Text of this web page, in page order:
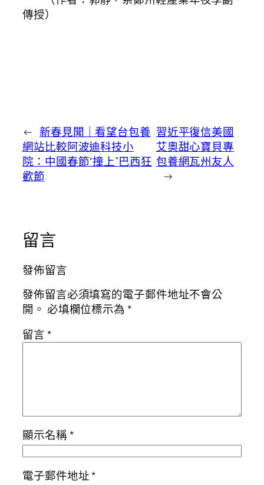
傳授）
← 新春見聞｜看望台包養
網站比較阿波迪科技小
院：中國春節“撞上”巴西狂
歡節
習近平復信美國
艾奧甜心寶貝專
包養網瓦州友人
→
留言
發佈留言
發佈留言必須填寫的電子郵件地址不會公
開。 必填欄位標示為*
留言*
顯示名稱*
電子郵件地址*